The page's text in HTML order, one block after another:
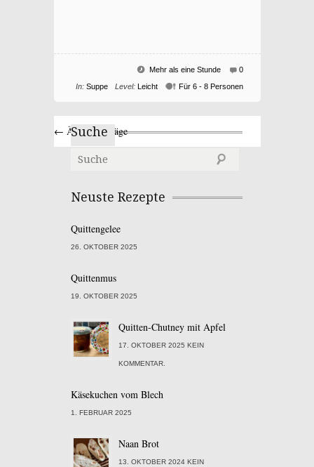
0
Mehr als eine Stunde
Für 6 - 8 Personen
Level: Leicht
In: Suppe
← Ältere Einträge
Suche
Neuste Rezepte
Quittengelee
26. OKTOBER 2025
Quittenmus
19. OKTOBER 2025
Quitten-Chutney mit Apfel
17. OKTOBER 2025 KEIN
KOMMENTAR.
Käsekuchen vom Blech
1. FEBRUAR 2025
Naan Brot
13. OKTOBER 2024 KEIN